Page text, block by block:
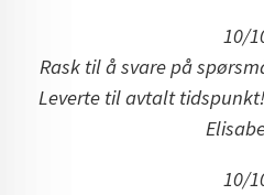
10/
Rask til å svare på
Leverte til avtalt
10/